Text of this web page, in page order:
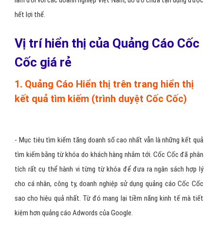
hết lợi thế.
Vị trí hiển thị của Quảng Cáo Cốc
Cốc giá rẻ
1. Quảng Cáo Hiển thị trên trang hiển thị
kết quả tìm kiếm (trình duyệt Cốc Cốc)
- Mục tiêu tìm kiếm tăng doanh số cao nhất vẫn là những kết quả
tìm kiếm bằng từ khóa do khách hàng nhắm tới. Cốc Cốc đã phân
tích rất cụ thể hành vi từng từ khóa để đưa ra ngân sách hợp lý
cho cá nhân, công ty, doanh nghiệp sử dụng quảng cáo Cốc Cốc
sao cho hiệu quả nhất. Từ đó mang lại tiềm năng kinh tế mà tiết
kiệm hơn quảng cáo Adwords của Google.